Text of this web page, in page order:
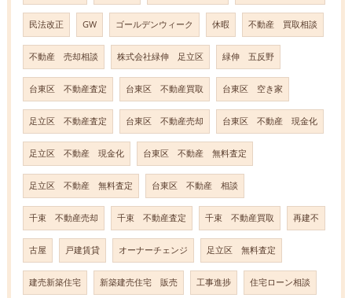
民法改正 GW ゴールデンウィーク 休暇 不動産 買取相談
不動産 売却相談 株式会社緑伸 足立区 緑伸 五反野
台東区 不動産査定 台東区 不動産買取 台東区 空き家
足立区 不動産査定 台東区 不動産売却 台東区 不動産 現金化
足立区 不動産 現金化 台東区 不動産 無料査定
足立区 不動産 無料査定 台東区 不動産 相談
千束 不動産売却 千束 不動産査定 千束 不動産買取 再建不
古屋 戸建賃貸 オーナーチェンジ 足立区 無料査定
建売新築住宅 新築建売住宅 販売 工事進捗 住宅ローン相談